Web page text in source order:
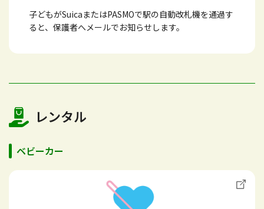
子どもがSuicaまたはPASMOで駅の自動改札機を通過す
ると、保護者へメールでお知らせします。
レンタル
ベビーカー